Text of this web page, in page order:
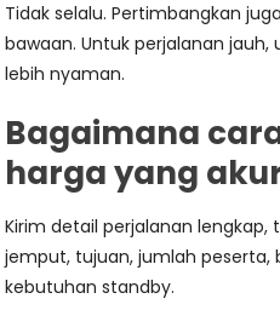
Tidak selalu. Pertimbangkan
bawaan. Untuk perjalanan
lebih nyaman.
Bagaimana
harga yang
Kirim detail perjalanan
jemput, tujuan, jumlah peserta,
kebutuhan standby.